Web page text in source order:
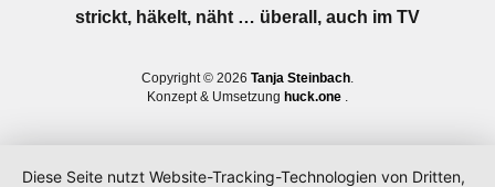
strickt, häkelt, näht … überall, auch im TV
Copyright © 2026 Tanja Steinbach
Konzept & Umsetzung huck.one
Diese Seite nutzt Website-Tracking-Technologien von Dritten,